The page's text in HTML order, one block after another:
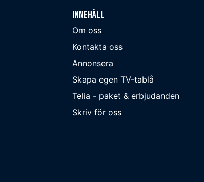
Innehåll
Om oss
Kontakta oss
Annonsera
Skapa egen TV-tablå
Telia - paket & erbjudanden
Skriv för oss